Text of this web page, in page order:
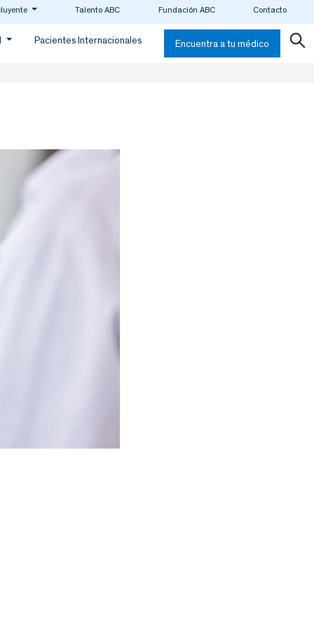
Talento ABC Fundación ABC Contacto
Pacientes Internacionales Encuentra a tu médico